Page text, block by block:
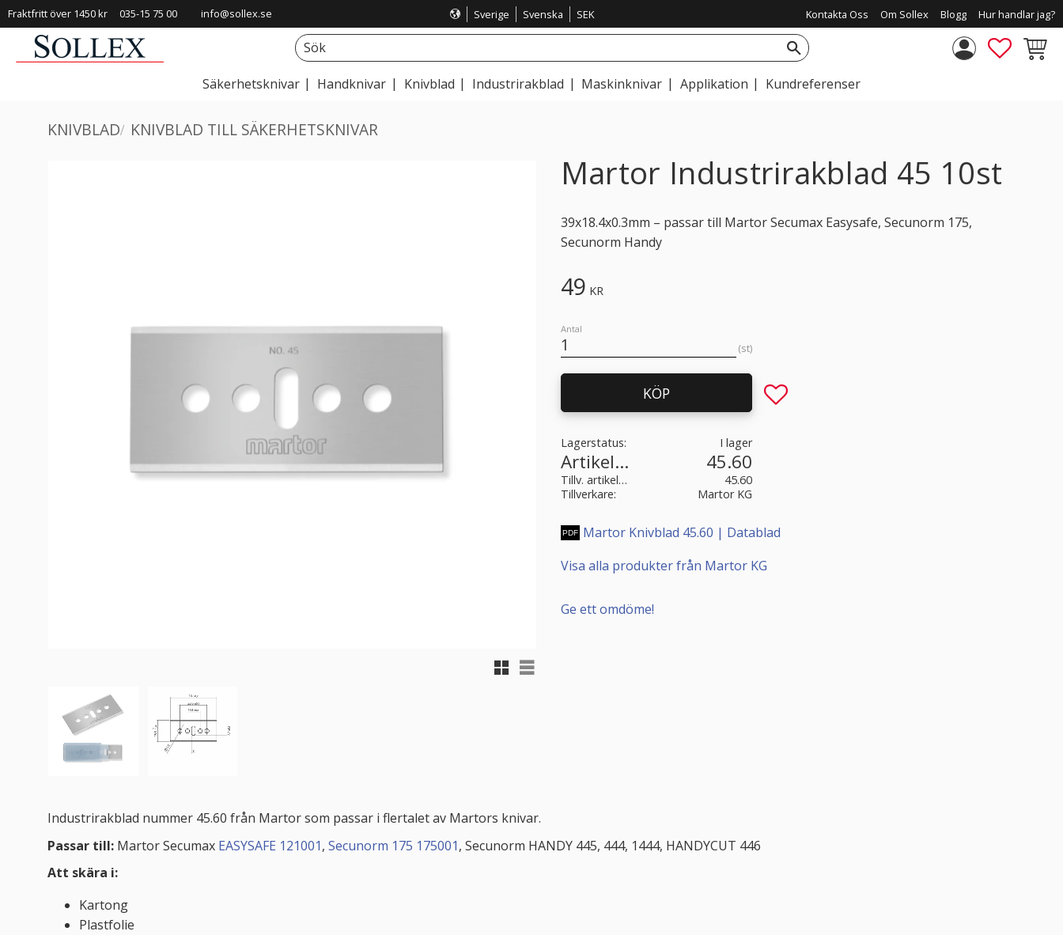
Fraktfritt över 1450 kr 035-15 75 00 info@sollex.se Sverige Svenska SEK Kontakta Oss Om Sollex Blogg Hur handlar jag?
Säkerhetsknivar Handknivar Knivblad Industrirakblad Maskinknivar Applikation Kundreferenser
KNIVBLAD KNIVBLAD TILL SÄKERHETSKNIVAR
Martor Industrirakblad 45 10st
39x18.4x0.3mm – passar till Martor Secumax Easysafe, Secunorm 175,
Secunorm Handy
Rutnätsvy
Listvy
49 KR
Antal
st
KÖP Lägg till i favoriter
Lagerstatus I lager
Artikelnr 45.60
Tillv. artikelnr
45.60
Tillverkare
Martor KG
Martor Knivblad 45.60 | Datablad
Visa alla produkter från Martor KG
Ge ett omdöme!
Industrirakblad nummer 45.60 från Martor som passar i flertalet av Martors knivar.
Passar till: Martor Secumax EASYSAFE 121001, Secunorm 175 175001, Secunorm HANDY 445, 444, 1444, HANDYCUT 446
Att skära i:
Kartong
Plastfolie